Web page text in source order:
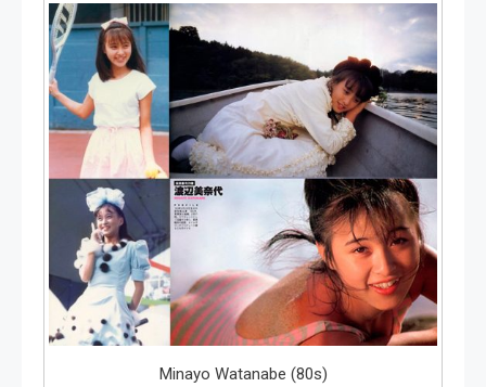
Minayo Watanabe (80s)